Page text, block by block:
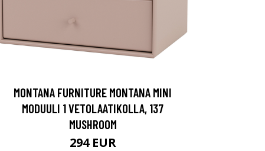
MONTANA FURNITURE MONTANA MINI
MODUULI 1 VETOLAATIKOLLA, 137
MUSHROOM
294 EUR